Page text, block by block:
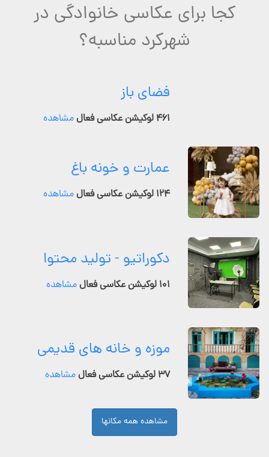
کجا برای عکاسی خانوادگی در
شهرکرد مناسبه؟
فضای باز
۴۶۱ لوکیشن عکاسی فعال مشاهده
عمارت و خونه باغ
۱۲۴ لوکیشن عکاسی فعال مشاهده
دکوراتیو - تولید محتوا
۱۰۱ لوکیشن عکاسی فعال مشاهده
موزه و خانه های قدیمی
۳۷ لوکیشن عکاسی فعال مشاهده
مشاهده همه مکانها